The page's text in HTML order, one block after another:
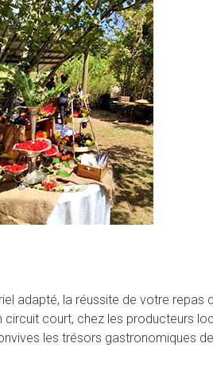
adapté, la réussite de votre repas
court, chez les producteurs
les trésors gastronomiques